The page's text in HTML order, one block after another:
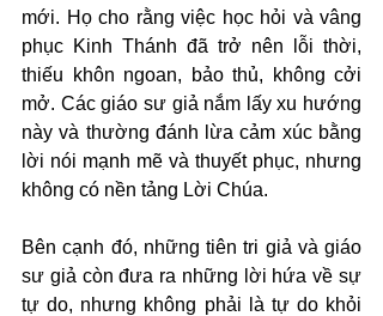
mới. Họ cho rằng việc học hỏi và vâng
phục Kinh Thánh đã trở nên lỗi thời,
thiếu khôn ngoan, bảo thủ, không cởi
mở. Các giáo sư giả nắm lấy xu hướng
này và thường đánh lừa cảm xúc bằng
lời nói mạnh mẽ và thuyết phục, nhưng
không có nền tảng Lời Chúa.
Bên cạnh đó, những tiên tri giả và giáo
sư giả còn đưa ra những lời hứa về sự
tự do, nhưng không phải là tự do khỏi